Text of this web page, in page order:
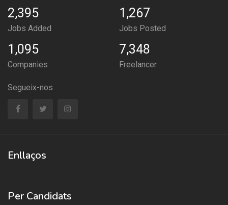
2,395
Jobs Added
1,267
Jobs Posted
1,095
Companies
7,348
Freelancer
Segueix-nos
Enllaços
Per Candidats